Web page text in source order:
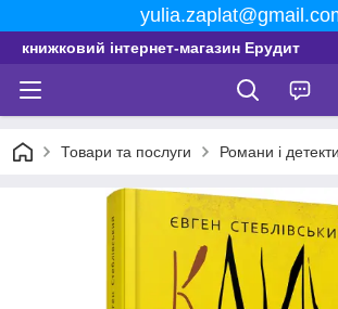
книжковий інтернет-магазин Ерудит
Товари та послуги Романи і